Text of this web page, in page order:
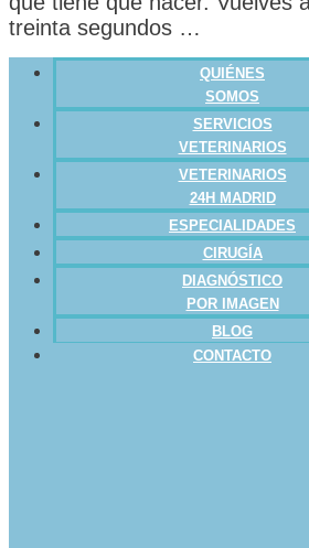
QUIÉNES
SOMOS
SERVICIOS
VETERINARIOS
VETERINARIOS
24H MADRID
ESPECIALIDADES
CIRUGÍA
DIAGNÓSTICO
POR IMAGEN
BLOG
CONTACTO
treinta segundos …
Leer más
Perros
¿Verdad que la etiqueta de
preocupación o,
energía de un Pitbull y …